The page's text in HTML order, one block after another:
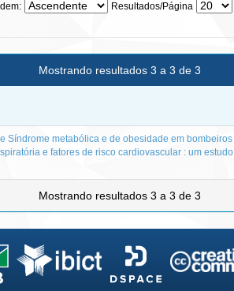
Resultados/Página
Mostrando resultados 3 a 3 de 3
Síndrome metabólica e de obesidade em bombeiros
e fatores de risco cardiovascular : um estudo
Mostrando resultados 3 a 3 de 3